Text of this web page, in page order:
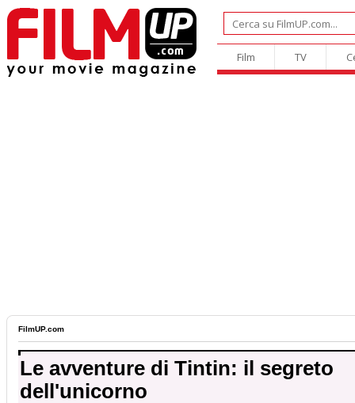
Film TV
FilmUP.com
Le avventure di Tintin: il segreto
dell'unicorno